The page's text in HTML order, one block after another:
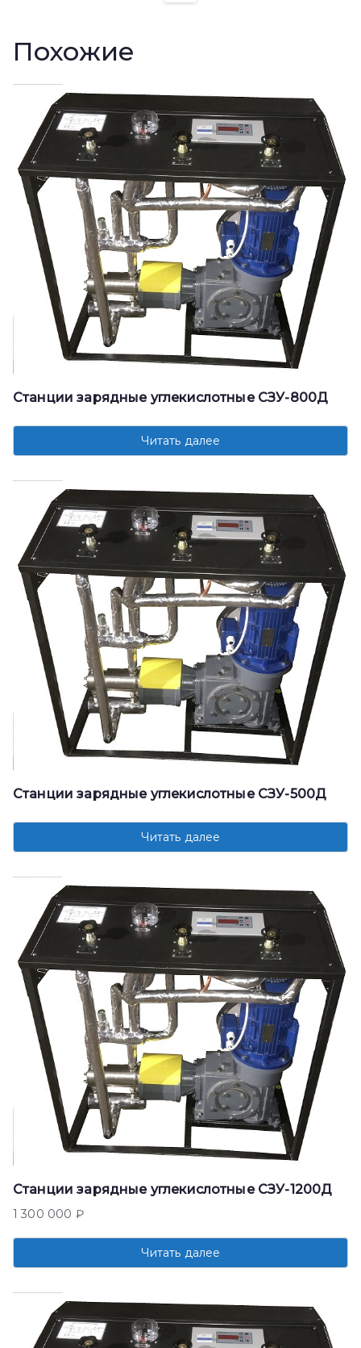
Похожие
Станции зарядные углекислотные СЗУ-800Д
Читать далее
Станции зарядные углекислотные СЗУ-500Д
Читать далее
Станции зарядные углекислотные СЗУ-1200Д
1 300 000 ₽
Читать далее